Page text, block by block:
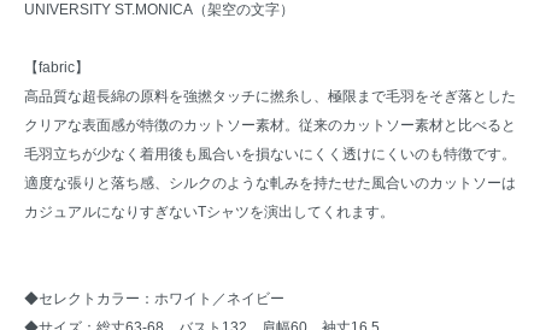
UNIVERSITY ST.MONICA（架空の文字）
【fabric】
高品質な超長綿の原料を強撚タッチに撚糸し、極限まで毛羽をそぎ落とした
クリアな表面感が特徴のカットソー素材。従来のカットソー素材と比べると
毛羽立ちが少なく着用後も風合いを損ないにくく透けにくいのも特徴です。
適度な張りと落ち感、シルクのような軋みを持たせた風合いのカットソーは
カジュアルになりすぎないTシャツを演出してくれます。
◆セレクトカラー：ホワイト／ネイビー